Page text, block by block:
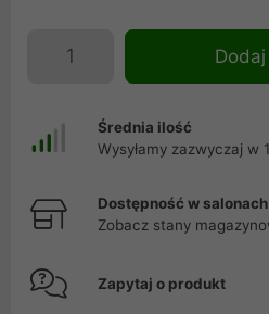
Średnia ilość
Wysyłamy zazwyczaj w
Dostępność w salonach
Zobacz stany
Zapytaj o produkt